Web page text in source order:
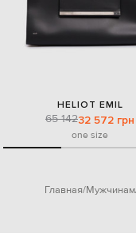
HELIOT EMIL
65 14232 572 грн
one size
Главная Мужчинам